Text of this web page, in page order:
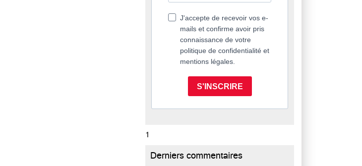
J'accepte de recevoir vos e-
mails et confirme avoir pris
connaissance de votre
politique de confidentialité et
mentions légales.
S'INSCRIRE
1
Derniers commentaires